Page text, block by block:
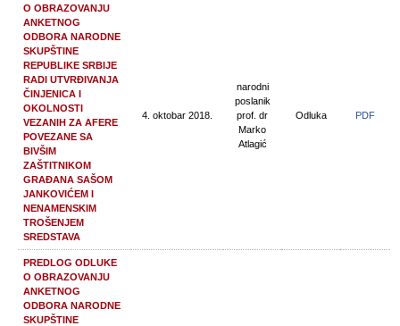
O OBRAZOVANJU
ANKETNOG
ODBORA NARODNE
SKUPŠTINE
REPUBLIKE SRBIJE
RADI UTVRĐIVANJA
ČINJENICA I
OKOLNOSTI
VEZANIH ZA AFERE
POVEZANE SA
BIVŠIM
ZAŠTITNIKOM
GRAĐANA SAŠOM
JANKOVIĆEM I
NENAMENSKIM
TROŠENJEM
SREDSTAVA
4. oktobar 2018.
narodni
poslanik
prof. dr
Marko
Atlagić
Odluka PDF
PREDLOG ODLUKE
O OBRAZOVANJU
ANKETNOG
ODBORA NARODNE
SKUPŠTINE